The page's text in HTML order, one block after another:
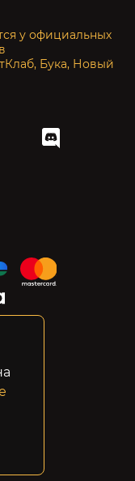
у официальных
Бука, Новый
Studio